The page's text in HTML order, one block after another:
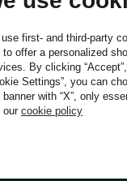
first- and third-party
to offer a personalized
By clicking
Settings”, you can
banner with “X”, only
our cookie policy